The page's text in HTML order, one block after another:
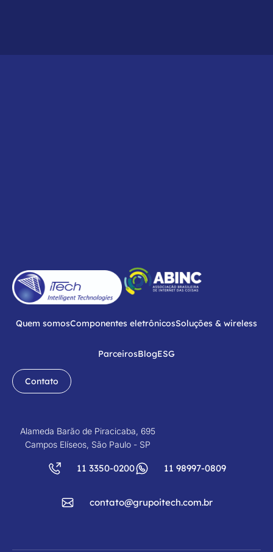
Quem somosComponentes eletrônicosSoluções & wireless
ParceirosBlogESG
Contato
Alameda Barão de Piracicaba, 695
Campos Elíseos, São Paulo - SP
11 3350-0200 11 98997-0809
contato@grupoitech.com.br